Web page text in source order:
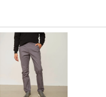
de vestir
cuentan con plazos
que no se pueden
son:
y otros vendedores
hormigón, morteros, yeso y